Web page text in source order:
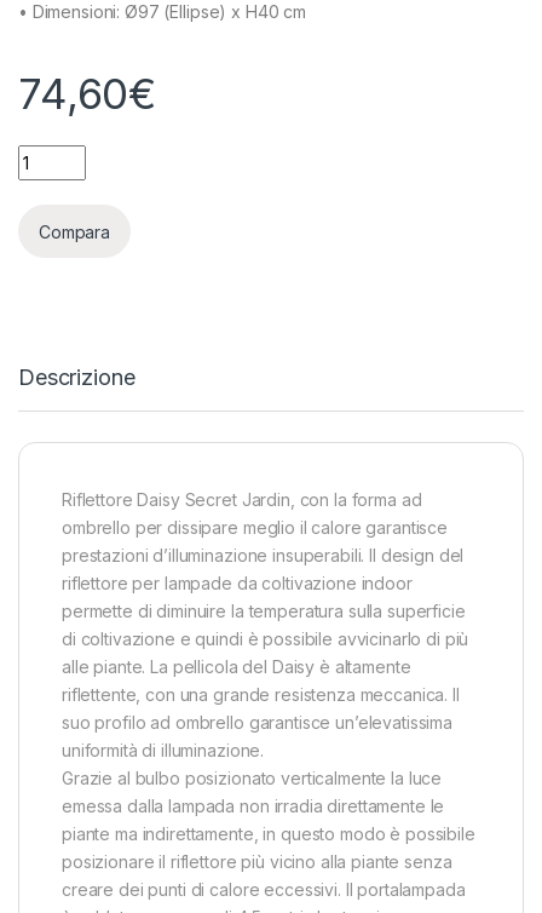
• Dimensioni: Ø97 (Ellipse) x H40 cm
74,60€
SECRET JARDIN - RIFLETTORE DAISY 100CM IEC/UE 1000W
Compara
Descrizione
Riflettore Daisy Secret Jardin, con la forma ad
ombrello per dissipare meglio il calore garantisce
prestazioni d’illuminazione insuperabili. Il design del
riflettore per lampade da coltivazione indoor
permette di diminuire la temperatura sulla superficie
di coltivazione e quindi è possibile avvicinarlo di più
alle piante. La pellicola del Daisy è altamente
riflettente, con una grande resistenza meccanica. Il
suo profilo ad ombrello garantisce un’elevatissima
uniformità di illuminazione.
Grazie al bulbo posizionato verticalmente la luce
emessa dalla lampada non irradia direttamente le
piante ma indirettamente, in questo modo è possibile
posizionare il riflettore più vicino alla piante senza
creare dei punti di calore eccessivi. Il portalampada